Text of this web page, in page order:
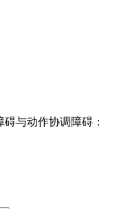
与动作协调障碍：